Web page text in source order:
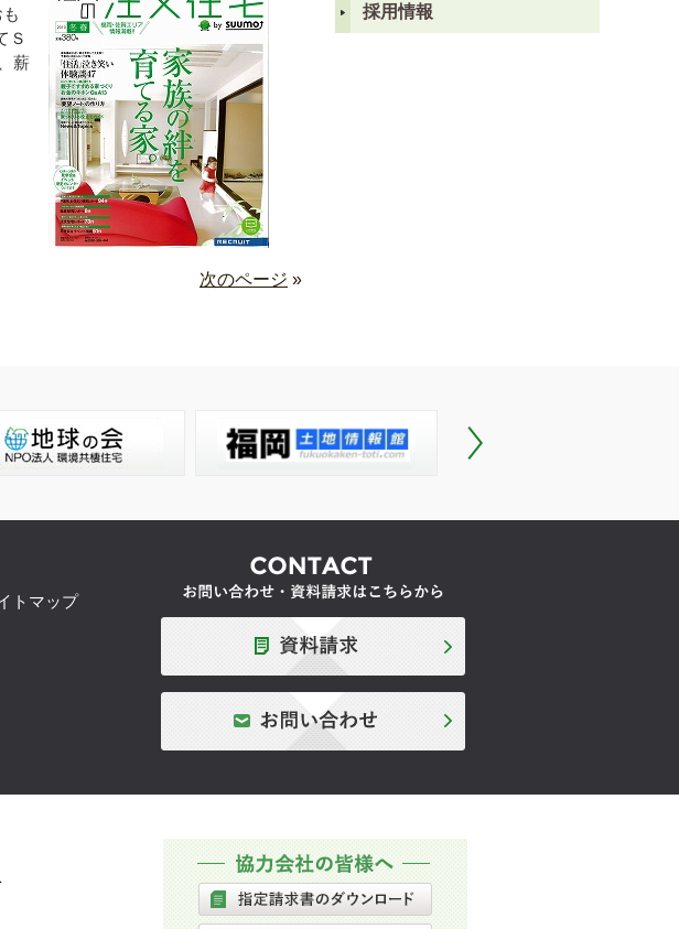
Ｓ
薪
次のページ »
採用情報
トマップ